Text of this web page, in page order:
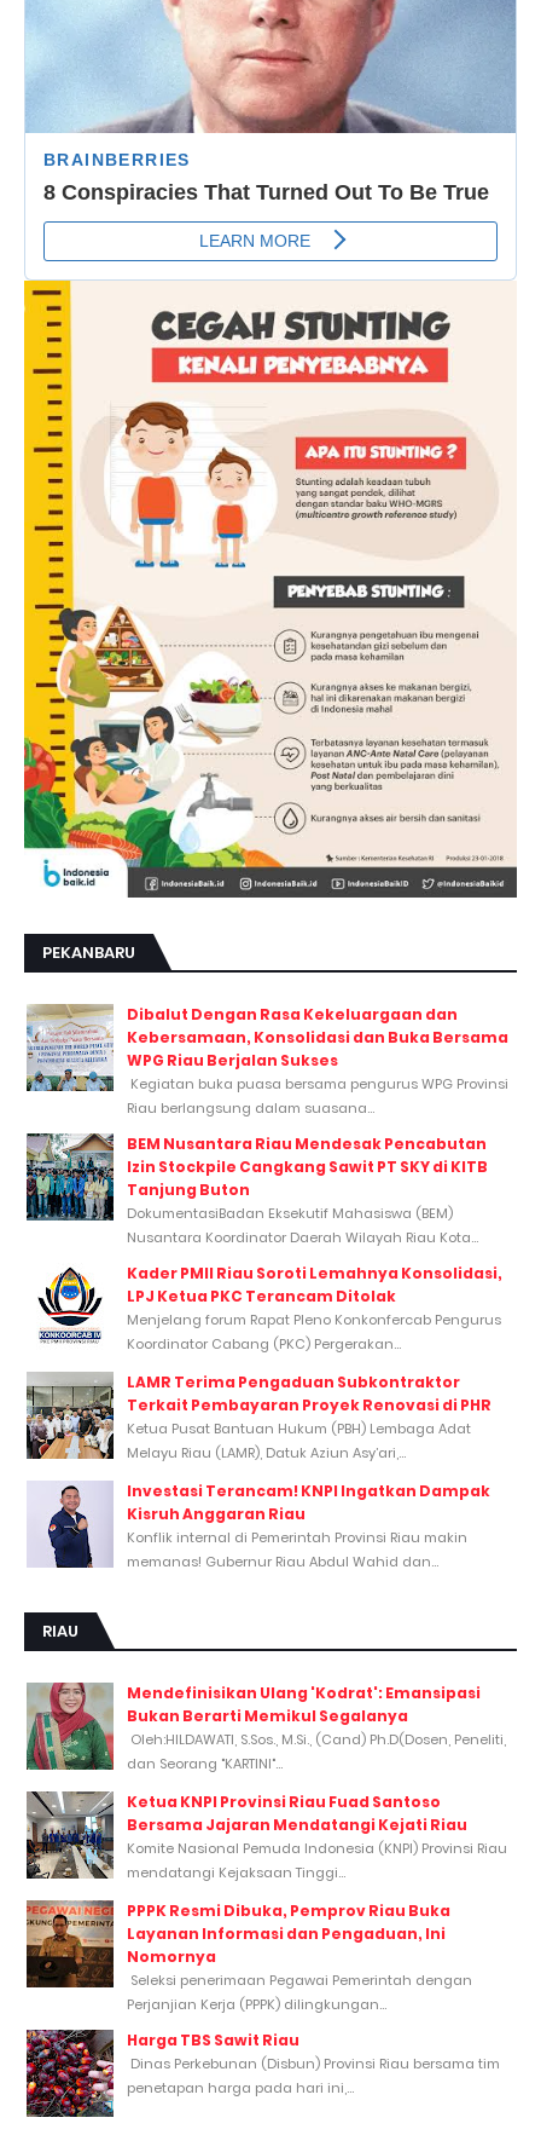
PEKANBARU
Dibalut Dengan Rasa Kekeluargaan dan
Kebersamaan, Konsolidasi dan Buka Bersama
WPG Riau Berjalan Sukses
Kegiatan buka puasa bersama pengurus WPG Provinsi
Riau berlangsung dalam suasana...
BEM Nusantara Riau Mendesak Pencabutan
Izin Stockpile Cangkang Sawit PT SKY di KITB
Tanjung Buton
DokumentasiBadan Eksekutif Mahasiswa (BEM)
Nusantara Koordinator Daerah Wilayah Riau Kota...
Kader PMII Riau Soroti Lemahnya Konsolidasi,
LPJ Ketua PKC Terancam Ditolak
Menjelang forum Rapat Pleno Konkonfercab Pengurus
Koordinator Cabang (PKC) Pergerakan...
LAMR Terima Pengaduan Subkontraktor
Terkait Pembayaran Proyek Renovasi di PHR
Ketua Pusat Bantuan Hukum (PBH) Lembaga Adat
Melayu Riau (LAMR), Datuk Aziun Asy’ari,...
Investasi Terancam! KNPI Ingatkan Dampak
Kisruh Anggaran Riau
Konflik internal di Pemerintah Provinsi Riau makin
memanas! Gubernur Riau Abdul Wahid dan...
RIAU
Mendefinisikan Ulang 'Kodrat': Emansipasi
Bukan Berarti Memikul Segalanya
Oleh:HILDAWATI, S.Sos., M.Si., (Cand) Ph.D(Dosen, Peneliti,
dan Seorang "KARTINI"...
Ketua KNPI Provinsi Riau Fuad Santoso
Bersama Jajaran Mendatangi Kejati Riau
Komite Nasional Pemuda Indonesia (KNPI) Provinsi Riau
mendatangi Kejaksaan Tinggi...
PPPK Resmi Dibuka, Pemprov Riau Buka
Layanan Informasi dan Pengaduan, Ini
Nomornya
Seleksi penerimaan Pegawai Pemerintah dengan
Perjanjian Kerja (PPPK) dilingkungan...
Harga TBS Sawit Riau
Dinas Perkebunan (Disbun) Provinsi Riau bersama tim
penetapan harga pada hari ini,...